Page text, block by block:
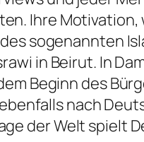
Ihre
sogenannten
in Beirut. In
Beginn des
nach
der Welt spielt